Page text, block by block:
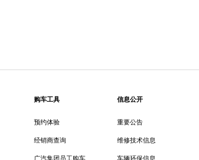
购车工具
预约体验
经销商查询
广汽集团员工购车
信息公开
重要公告
维修技术信息
车辆环保信息